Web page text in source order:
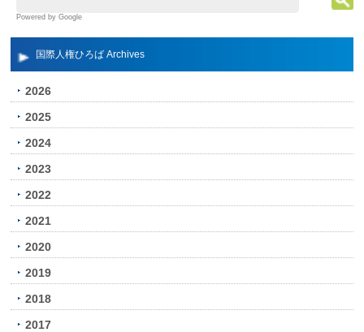
Powered by Google
国際人権ひろば Archives
2026
2025
2024
2023
2022
2021
2020
2019
2018
2017